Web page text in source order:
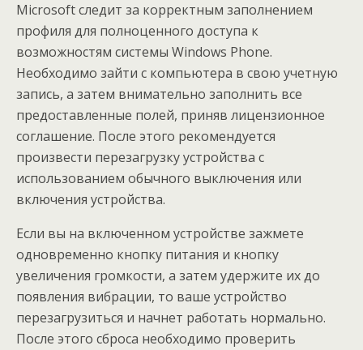
Microsoft следит за корректным заполнением
профиля для полноценного доступа к
возможностям системы Windows Phone.
Необходимо зайти с компьютера в свою учетную
запись, а затем внимательно заполнить все
предоставленные полей, приняв лицензионное
соглашение. После этого рекомендуется
произвести перезагрузку устройства с
использованием обычного выключения или
включения устройства.
Если вы на включенном устройстве зажмете
одновременно кнопку питания и кнопку
увеличения громкости, а затем удержите их до
появления вибрации, то ваше устройство
перезагрузиться и начнет работать нормально.
После этого сброса необходимо проверить